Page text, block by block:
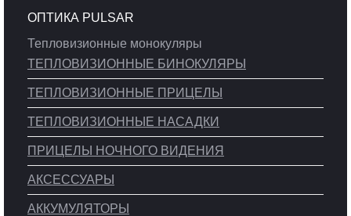
ОПТИКА PULSAR
Тепловизионные монокуляры
ТЕПЛОВИЗИОННЫЕ БИНОКУЛЯРЫ
ТЕПЛОВИЗИОННЫЕ ПРИЦЕЛЫ
ТЕПЛОВИЗИОННЫЕ НАСАДКИ
ПРИЦЕЛЫ НОЧНОГО ВИДЕНИЯ
АКСЕССУАРЫ
АККУМУЛЯТОРЫ